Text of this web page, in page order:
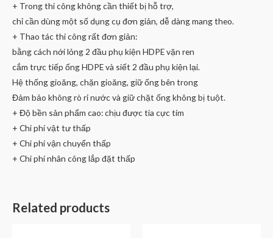
+ Trong thi công không cần thiết bị hỗ trợ,
chỉ cần dùng một số dụng cụ đơn giản, dễ dàng mang theo.
+ Thao tác thi công rất đơn giản:
bằng cách nới lỏng 2 đầu phụ kiện HDPE vặn ren
cắm trực tiếp ống HDPE và siết 2 đầu phụ kiện lại.
Hệ thống gioăng, chặn gioăng, giữ ống bên trong
Đảm bảo không rò rỉ nước và giữ chặt ống không bị tuột.
+ Độ bền sản phẩm cao: chịu được tia cực tím
+ Chi phí vật tư thấp
+ Chi phí vận chuyển thấp
+ Chi phí nhân công lắp đặt thấp
Related products